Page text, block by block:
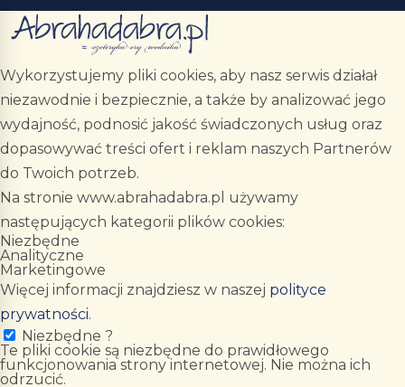
Wykorzystujemy pliki cookies, aby nasz serwis działał
niezawodnie i bezpiecznie, a także by analizować jego
wydajność, podnosić jakość świadczonych usług oraz
dopasowywać treści ofert i reklam naszych Partnerów
do Twoich potrzeb.
Na stronie www.abrahadabra.pl używamy
następujących kategorii plików cookies:
Niezbędne
Analityczne
Marketingowe
Więcej informacji znajdziesz w naszej polityce
prywatności.
Niezbędne ?
Te pliki cookie są niezbędne do prawidłowego
funkcjonowania strony internetowej. Nie można ich
odrzucić.